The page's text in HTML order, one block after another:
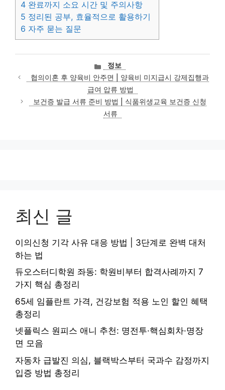
4 완료까지 소요 시간 및 주의사항
5 정리된 공부, 효율적으로 활용하기
6 자주 묻는 질문
카
테
고
리
정보
협의이혼 후 양육비 안주면 | 양육비 미지급시 강제집행과
급여 압류 방법
보건증 발급 서류 준비 방법 | 식품위생교육 보건증 신청
서류
최신 글
이의신청 기각 사유 대응 방법 | 3단계로 완벽 대처
하는 법
듀오스터디학원 좌동: 학원비부터 합격사례까지 7
가지 핵심 총정리
65세 임플란트 가격, 건강보험 적용 노인 할인 혜택
총정리
넷플릭스 원피스 애니 추천: 명전투·핵심회차·명장
면 모음
자동차 급발진 의심, 블랙박스부터 국과수 감정까지
입증 방법 총정리